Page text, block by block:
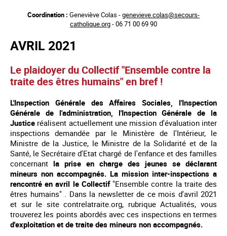
principal
Coordination : Geneviève Colas -genevieve.colas@secours-
catholique.org- 06 71 00 69 90
AVRIL 2021
Le plaidoyer du Collectif "Ensemble contre la
traite des êtres humains" en bref !
L'Inspection Générale des Affaires Sociales, l'Inspection
Générale de l'administration, l'Inspection Générale de la
Justice réalisent actuellement une mission d'évaluation inter
inspections demandée par le Ministère de l'Intérieur, le
Ministre de la Justice, le Ministre de la Solidarité et de la
Santé, le Secrétaire d'Etat chargé de l'enfance et des familles
concernant la prise en charge des jeunes se déclarant
mineurs non accompagnés. La mission inter-inspections a
rencontré en avril le Collectif "Ensemble contre la traite des
êtres humains" . Dans la newsletter de ce mois d'avril 2021
et sur le site contrelatraite.org, rubrique Actualités, vous
trouverez les points abordés avec ces inspections en termes
d'exploitation et de traite des mineurs non accompagnés.